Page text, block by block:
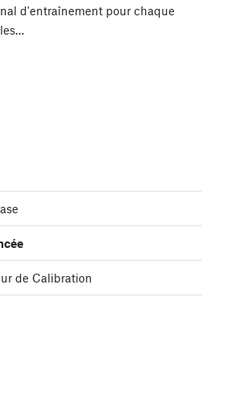
d'entraînement pour chaque
de Calibration